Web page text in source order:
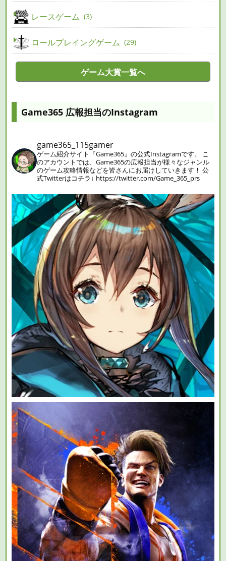
レースゲーム 3
ロールプレイングゲーム 29
ゲーム大賞一覧へ
Game365 広報担当のInstagram
game365_115gamer
ゲーム紹介サイト『Game365』の公式Instagramです。
こ
のアカウントでは、Game365の広報担当が様々なジャンル
のゲーム攻略情報などを皆さんにお届けしていきます！ 公
式Twitterはコチラ↓ https://twitter.com/Game_365_prs